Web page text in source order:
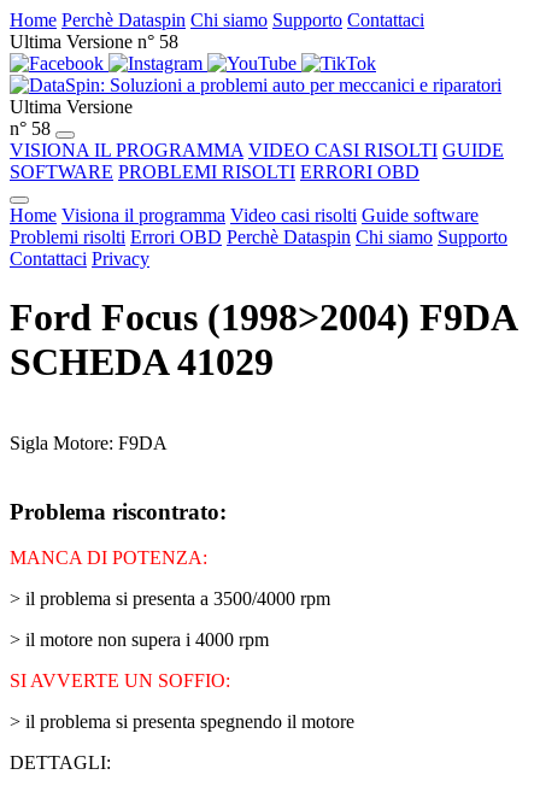
Home Perchè Dataspin Chi siamo Supporto Contattaci
Ultima Versione n° 58
Ultima Versione
n° 58
VISIONA IL PROGRAMMA VIDEO CASI RISOLTI GUIDE
SOFTWARE PROBLEMI RISOLTI ERRORI OBD
Home Visiona il programma Video casi risolti Guide software
Problemi risolti Errori OBD Perchè Dataspin Chi siamo Supporto
Contattaci Privacy
Ford Focus (1998>2004) F9DA
SCHEDA 41029
Sigla Motore: F9DA
Problema riscontrato:
MANCA DI POTENZA:
> il problema si presenta a 3500/4000 rpm
> il motore non supera i 4000 rpm
SI AVVERTE UN SOFFIO:
> il problema si presenta spegnendo il motore
DETTAGLI: